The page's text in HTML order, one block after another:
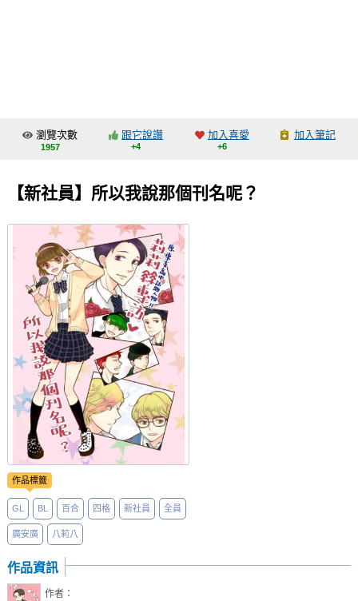
交流中心
會員功能選單
會員中心
註冊會員
登入
瀏覽次數
1957
跟它說讚
+4
加入喜愛
+6
加入筆記
【新社員】所以我說那個刊名呢？
作品標籤
GL BL 百合 四格 新社員 全員
廣安廣 八莉八
作品資訊
作者：